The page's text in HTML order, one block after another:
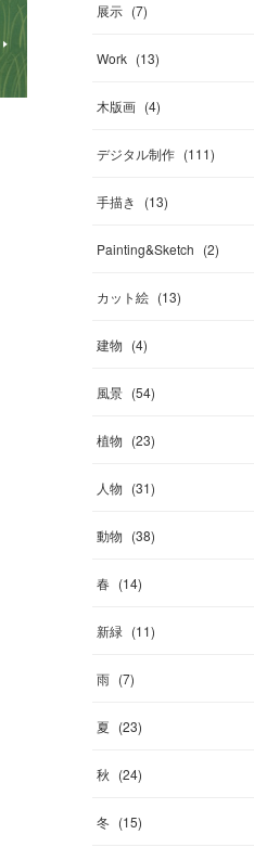
展示 (7)
Work (13)
木版画 (4)
デジタル制作 (111)
手描き (13)
Painting&Sketch (2)
カット絵 (13)
建物 (4)
風景 (54)
植物 (23)
人物 (31)
動物 (38)
春 (14)
新緑 (11)
雨 (7)
夏 (23)
秋 (24)
冬 (15)